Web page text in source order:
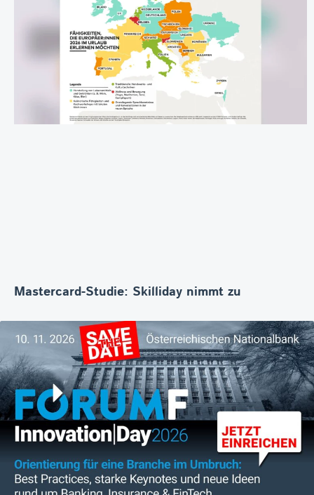
Mastercard-Studie: Skilliday nimmt zu